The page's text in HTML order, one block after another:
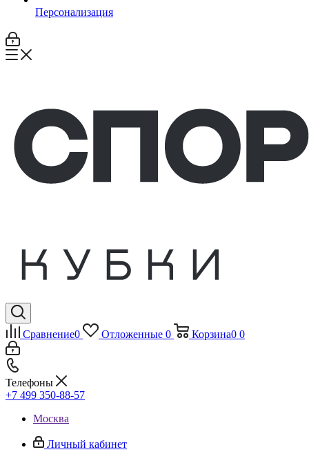
Персонализация
Сравнение0 Отложенные 0 Корзина0 0
Телефоны
+7 499 350-88-57
Москва
Личный кабинет